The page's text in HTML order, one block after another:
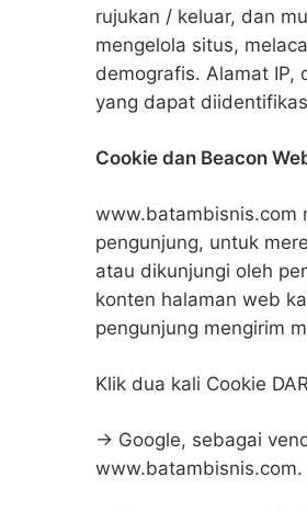
rujukan / keluar, dan
mengelola situs,
demografis. Alamat IP,
yang dapat
Cookie dan Beacon
www.batambisnis.com
pengunjung, untuk
atau dikunjungi oleh
konten halaman web
pengunjung mengirim
Klik dua kali Cookie
→ Google, sebagai
www.batambisnis.com.